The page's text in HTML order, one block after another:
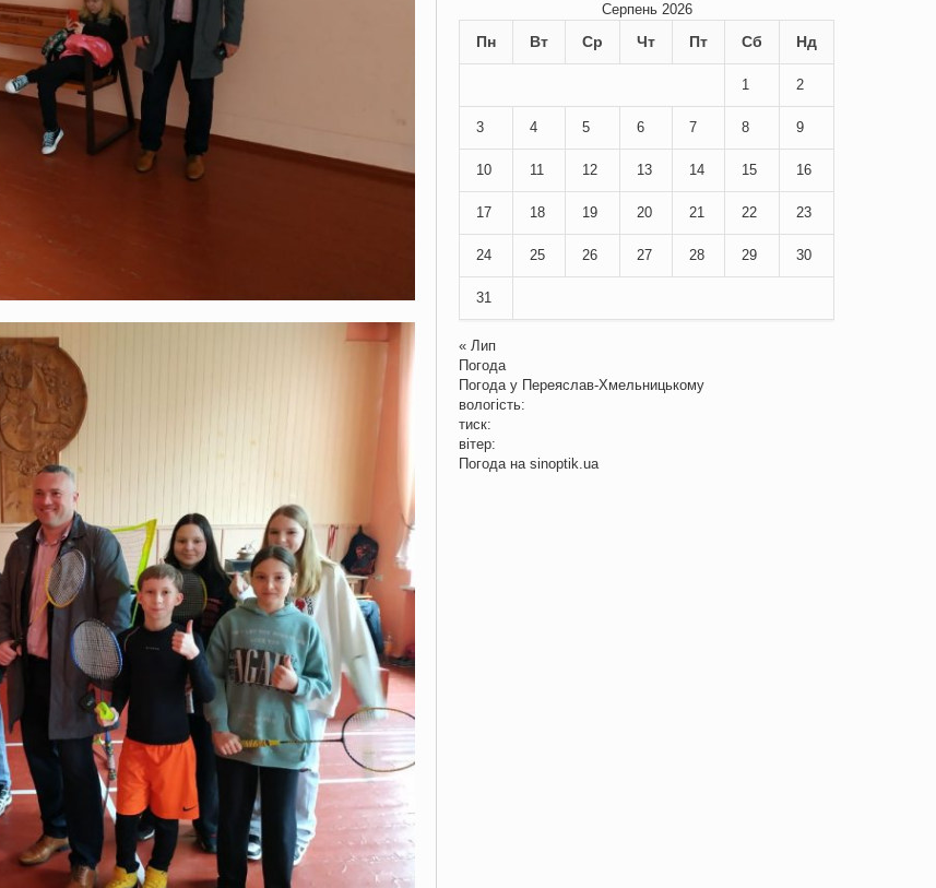
Серпень 2026
Пн Вт Ср Чт Пт Сб Нд
1 2
3 4 5 6 7 8 9
10 11 12 13 14 15 16
17 18 19 20 21 22 23
24 25 26 27 28 29 30
31
« Лип
Погода
Погода у Переяслав-Хмельницькому
вологість:
тиск:
вітер:
Погода на sinoptik.ua